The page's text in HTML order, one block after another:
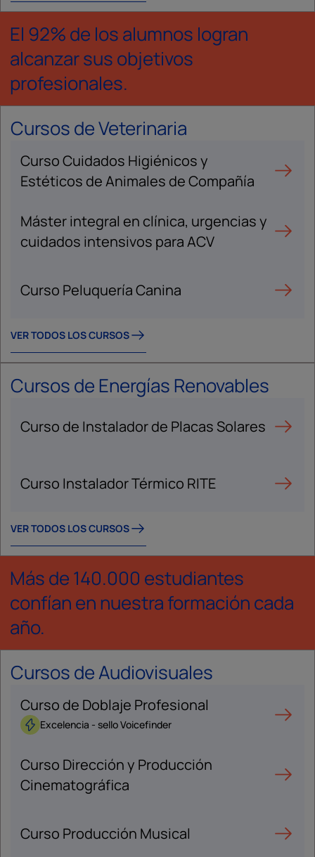
El 92% de los alumnos logran
alcanzar sus objetivos
profesionales.
Cursos de Veterinaria
Curso Cuidados Higiénicos y
Estéticos de Animales de Compañía
Máster integral en clínica, urgencias y
cuidados intensivos para ACV
Curso Peluquería Canina
VER TODOS LOS CURSOS
Cursos de Energías Renovables
Curso de Instalador de Placas Solares
Curso Instalador Térmico RITE
VER TODOS LOS CURSOS
Más de 140.000 estudiantes
confían en nuestra formación cada
año.
Cursos de Audiovisuales
Curso de Doblaje Profesional
Excelencia - sello Voicefinder
Curso Dirección y Producción
Cinematográfica
Curso Producción Musical